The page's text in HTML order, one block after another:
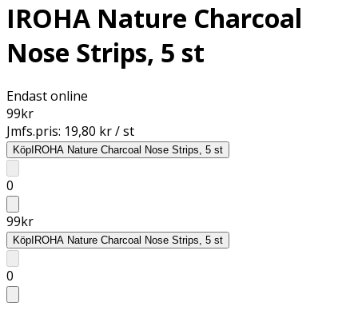
IROHA Nature Charcoal
Nose Strips, 5 st
Endast online
99kr
Jmfs.pris: 19,80 kr / st
KöpIROHA Nature Charcoal Nose Strips, 5 st
0
99kr
KöpIROHA Nature Charcoal Nose Strips, 5 st
0